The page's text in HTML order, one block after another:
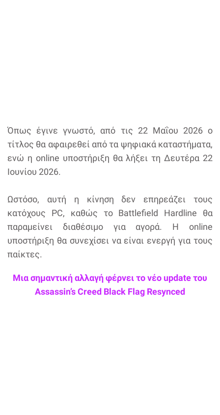
Όπως έγινε γνωστό, από τις 22 Μαΐου 2026 ο
τίτλος θα αφαιρεθεί από τα ψηφιακά καταστήματα,
ενώ η online υποστήριξη θα λήξει τη Δευτέρα 22
Ιουνίου 2026.
Ωστόσο, αυτή η κίνηση δεν επηρεάζει τους
κατόχους PC, καθώς το Battlefield Hardline θα
παραμείνει διαθέσιμο για αγορά. Η online
υποστήριξη θα συνεχίσει να είναι ενεργή για τους
παίκτες.
Μια σημαντική αλλαγή φέρνει το νέο update του
Assassin’s Creed Black Flag Resynced